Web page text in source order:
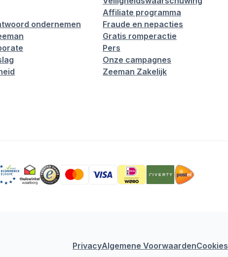
ondernemen
Affiliate programma
Fraude en nepacties
Gratis romperactie
Pers
Onze campagnes
Zeeman Zakelijk
PrivacyAlgemene VoorwaardenCookies